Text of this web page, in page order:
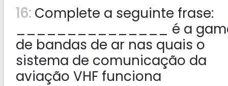
16: Complete a seguinte frase:
_______________ é a
de bandas de ar nas quais o
sistema de comunicação da
aviação VHF funciona